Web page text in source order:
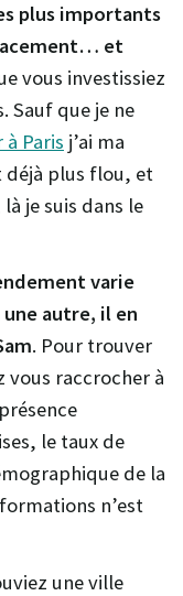
plus importants
et
vous investissiez
Sauf que je ne
Paris j’ai ma
déjà plus flou, et
je suis dans le
varie
autre, il en
. Pour trouver
vous raccrocher à
le taux de
de la
n’est
une ville